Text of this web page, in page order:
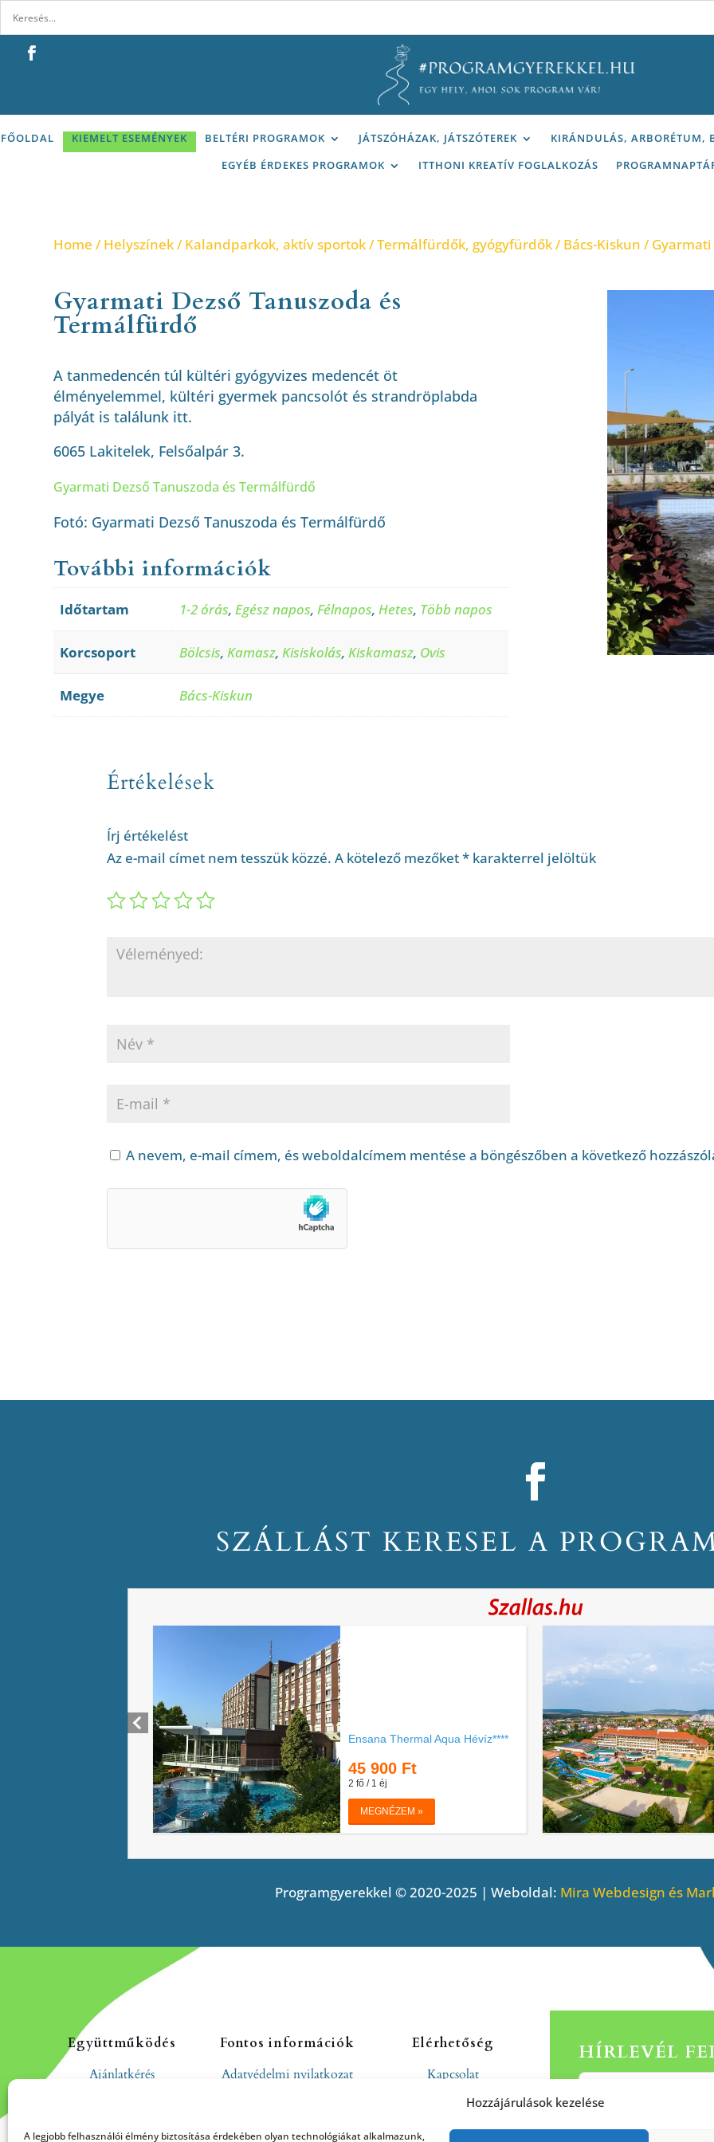
Hozzájárulások kezelése
A legjobb felhasználói élmény biztosítása érdekében olyan technológiákat alkalmazunk,
FŐOLDAL KIEMELT ESEMÉNYEK BELTÉRI PROGRAMOK JÁTSZÓHÁZAK, JÁTSZÓTEREK KIRÁNDULÁS, ARBORÉTUM,
EGYÉB ÉRDEKES PROGRAMOK
ITTHONI KREATÍV FOGLALKOZÁS
Home /Helyszínek/Kalandparkok, aktív sportok/Termálfürdők, gyógyfürdők/Bács-Kiskun /
Gyarmati Dezső Tanuszoda és
Termálfürdő
A tanmedencén túl kültéri gyógyvizes medencét öt
élményelemmel, kültéri gyermek pancsolót és strandröplabda
pályát is találunk itt.
6065 Lakitelek, Felsőalpár 3.
Gyarmati Dezső Tanuszoda és Termálfürdő
Fotó: Gyarmati Dezső Tanuszoda és Termálfürdő
További információk
Időtartam 1-2 órás,Egész napos,Félnapos,Hetes, Több napos
Korcsoport Bölcsis,Kamasz,Kisiskolás,Kiskamasz, Ovis
Megye Bács-Kiskun
Értékelések
Írj értékelést
Az e-mail címet nem tesszük közzé. A kötelező mezőket* karakterrel jelöltük
A nevem, e-mail címem, és weboldalcímem mentése a böngészőben a következő
SZÁLLÁST KERESEL A
Programgyerekkel © 2020-2025 | Weboldal: Mira Webdesign és
Együttműködés
Ajánlatkérés
Fontos információk
Adatvédelmi nyilatkozat
moderálási szabályzat
Elérhetőség
Kapcsolat
Rólunk
HÍRLEVÉL